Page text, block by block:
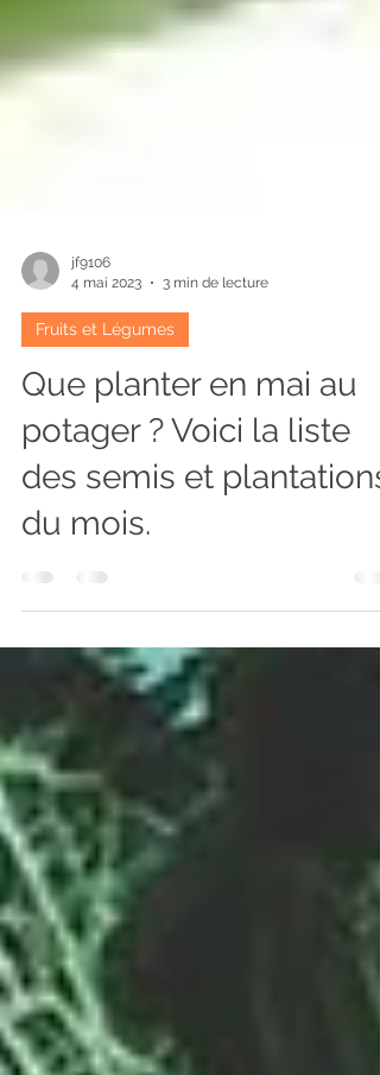
4 mai 2023
3 min de lecture
Fruits et Légumes
Que planter en mai au
potager ? Voici la liste
des semis et plantations
du mois.